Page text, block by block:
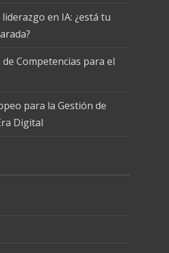
en IA: ¿está tu
Competencias para el
para la Gestión de
Digital